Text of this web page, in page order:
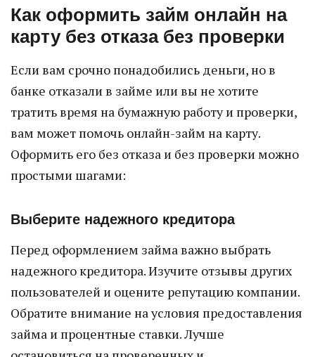
Как оформить займ онлайн на
карту без отказа без проверки
Если вам срочно понадобились деньги, но в
банке отказали в займе или вы не хотите
тратить время на бумажную работу и проверки,
вам может помочь онлайн-займ на карту.
Оформить его без отказа и без проверки можно
простыми шагами:
Выберите надежного кредитора
Перед оформлением займа важно выбрать
надежного кредитора. Изучите отзывы других
пользователей и оцените репутацию компании.
Обратите внимание на условия предоставления
займа и процентные ставки. Лучше